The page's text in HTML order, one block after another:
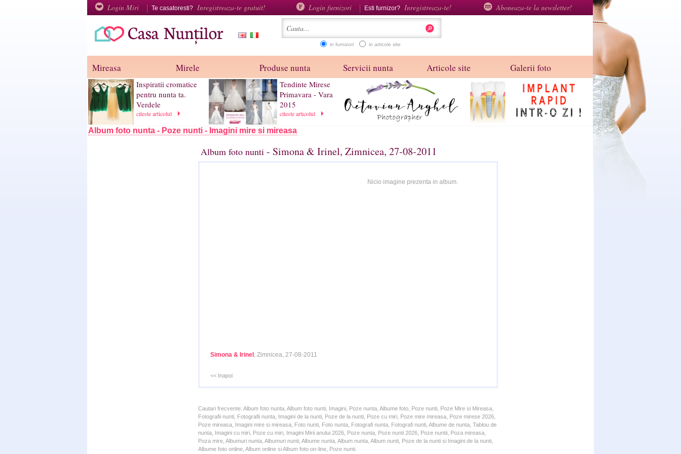
Login Miri Te casatoresti? Inregistreaza-te gratuit! Login furnizori Esti furnizor? Inregistreaza-te! Aboneaza-te la newsletter!
in furnizori in articole site
Mireasa Mirele Produse nunta Servicii nunta Articole site Galerii foto
Inspiratii cromatice
pentru nunta ta.
Verdele
citeste articolul
Tendinte Mirese
Primavara - Vara
2015
citeste articolul
Album foto nunta - Poze nunti - Imagini mire si mireasa
Album foto nunti - Simona & Irinel, Zimnicea, 27-08-2011
Nicio imagine prezenta in album.
Simona & Irinel , Zimnicea, 27-08-2011
<< Inapoi
Cautari frecvente: Album foto nunta, Album foto nunti, Imagini, Poze nunta, Albume foto, Poze nunti, Poze Mire si Mireasa,
Fotografii nunti, Fotografii nunta, Imagini de la nunti, Poze de la nunti, Poze cu miri, Poze mire mireasa, Poze mirese 2026,
Poze mireasa, Imagini mire si mireasa, Foto nunti, Foto nunta, Fotografi nunta, Fotografi nunti, Albume de nunta, Tablou de
nunta, Imagini cu miri, Poze cu miri, Imagini Mirii anului 2026, Poze nunta, Poze nunti 2026, Poze nuntii, Poza mireasa,
Poza mire, Albumuri nunta, Albumuri nunti, Albume nunta, Album nunta, Album nunti, Poze de la nunti si Imagini de la nunti,
Albume foto online, Album online si Album foto on-line, Poze nunti.